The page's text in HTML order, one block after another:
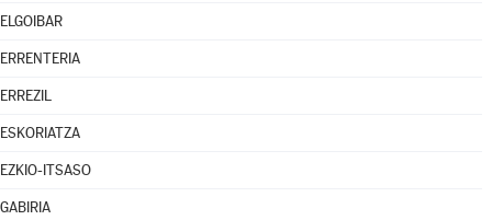
ELGOIBAR
ERRENTERIA
ERREZIL
ESKORIATZA
EZKIO-ITSASO
GABIRIA